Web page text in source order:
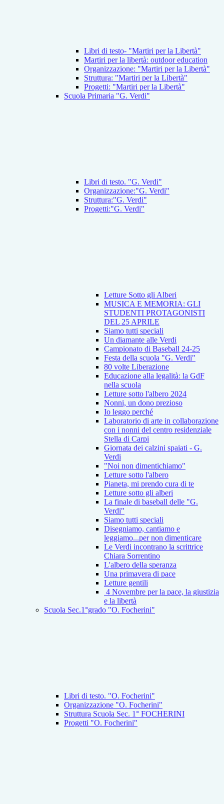
Libri di testo- "Martiri per la Libertà"
Martiri per la libertà: outdoor education
Organizzazione: "Martiri per la Libertà"
Struttura: "Martiri per la Libertà"
Progetti: "Martiri per la Libertà"
Scuola Primaria "G. Verdi"
Libri di testo. "G. Verdi"
Organizzazione:"G. Verdi"
Struttura:"G. Verdi"
Progetti:"G. Verdi"
Letture Sotto gli Alberi
MUSICA E MEMORIA: GLI
STUDENTI PROTAGONISTI
DEL 25 APRILE
Siamo tutti speciali
Un diamante alle Verdi
Campionato di Baseball 24-25
Festa della scuola "G. Verdi"
80 volte Liberazione
Educazione alla legalità: la GdF
nella scuola
Letture sotto l'albero 2024
Nonni, un dono prezioso
Io leggo perché
Laboratorio di arte in collaborazione
con i nonni del centro residenziale
Stella di Carpi
Giornata dei calzini spaiati - G.
Verdi
"Noi non dimentichiamo"
Letture sotto l'albero
Pianeta, mi prendo cura di te
Letture sotto gli alberi
La finale di baseball delle "G.
Verdi"
Siamo tutti speciali
Disegniamo, cantiamo e
leggiamo...per non dimenticare
Le Verdi incontrano la scrittrice
Chiara Sorrentino
L'albero della speranza
Una primavera di pace
Letture gentili
4 Novembre per la pace, la giustizia
e la libertà
Scuola Sec.1°grado "O. Focherini"
Libri di testo. "O. Focherini"
Organizzazione "O. Focherini"
Struttura Scuola Sec. 1° FOCHERINI
Progetti "O. Focherini"